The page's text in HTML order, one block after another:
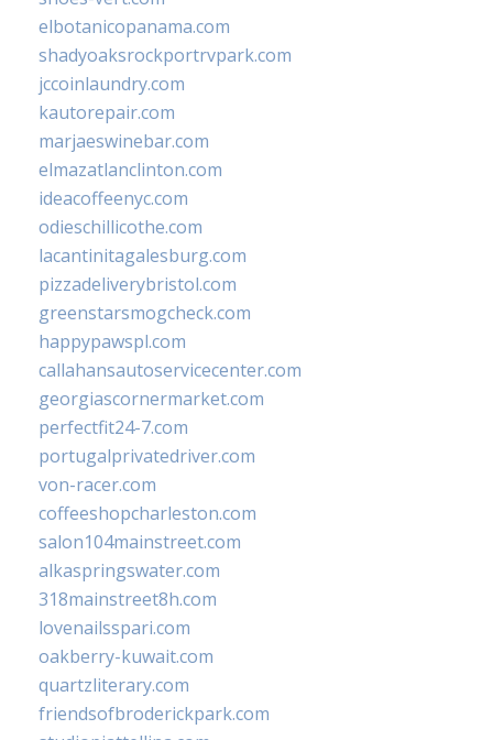
elbotanicopanama.com
shadyoaksrockportrvpark.com
jccoinlaundry.com
kautorepair.com
marjaeswinebar.com
elmazatlanclinton.com
ideacoffeenyc.com
odieschillicothe.com
lacantinitagalesburg.com
pizzadeliverybristol.com
greenstarsmogcheck.com
happypawspl.com
callahansautoservicecenter.com
georgiascornermarket.com
perfectfit24-7.com
portugalprivatedriver.com
von-racer.com
coffeeshopcharleston.com
salon104mainstreet.com
alkaspringswater.com
318mainstreet8h.com
lovenailsspari.com
oakberry-kuwait.com
quartzliterary.com
friendsofbroderickpark.com